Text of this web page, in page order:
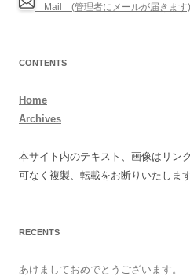
Mail (管理者にメールが届きます)
CONTENTS
Home
Archives
本サイト内のテキスト、画像はリン
可なく複製、転載をお断りいたします
RECENTS
あけましておめでとうございます。